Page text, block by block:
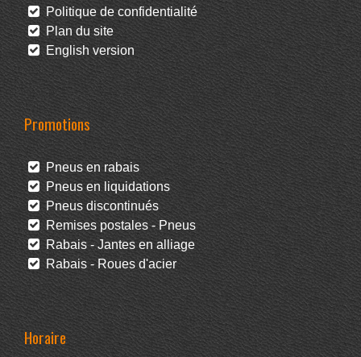
Politique de confidentialité
Plan du site
English version
Promotions
Pneus en rabais
Pneus en liquidations
Pneus discontinués
Remises postales - Pneus
Rabais - Jantes en alliage
Rabais - Roues d'acier
Horaire